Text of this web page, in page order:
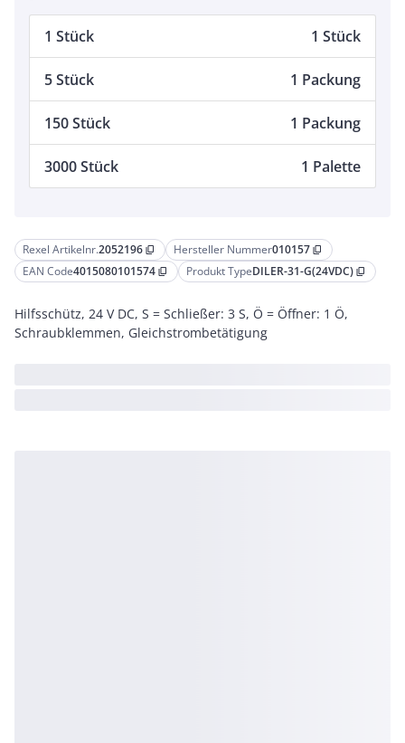
Rexel Artikelnr.2052196 content_copy Hersteller Nummer010157 content_copy
EAN Code4015080101574 content_copy Produkt TypeDILER-31-G(24VDC) content_copy
Hilfsschütz, 24 V DC, S = Schließer: 3 S, Ö = Öffner: 1 Ö,
Schraubklemmen, Gleichstrombetätigung
1 Stück 1 Stück
5 Stück 1 Packung
150 Stück 1 Packung
3000 Stück 1 Palette